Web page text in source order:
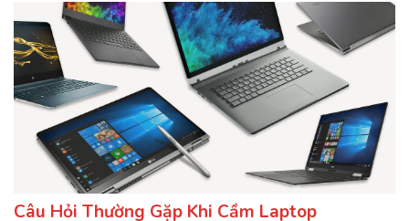
Câu Hỏi Thường Gặp Khi Cầm Laptop